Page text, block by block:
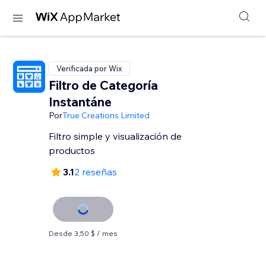
Verificada por Wix
Filtro de Categoría
Instantáne
PorTrue Creations Limited
Filtro simple y visualización de
productos
3.12 reseñas
Desde 3,50 $ / mes